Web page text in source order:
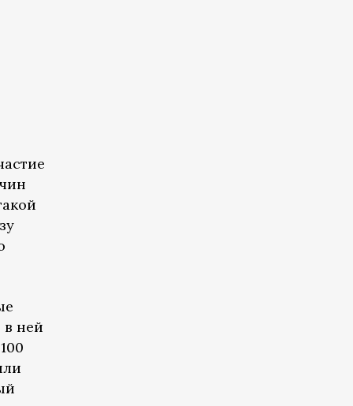
в ней